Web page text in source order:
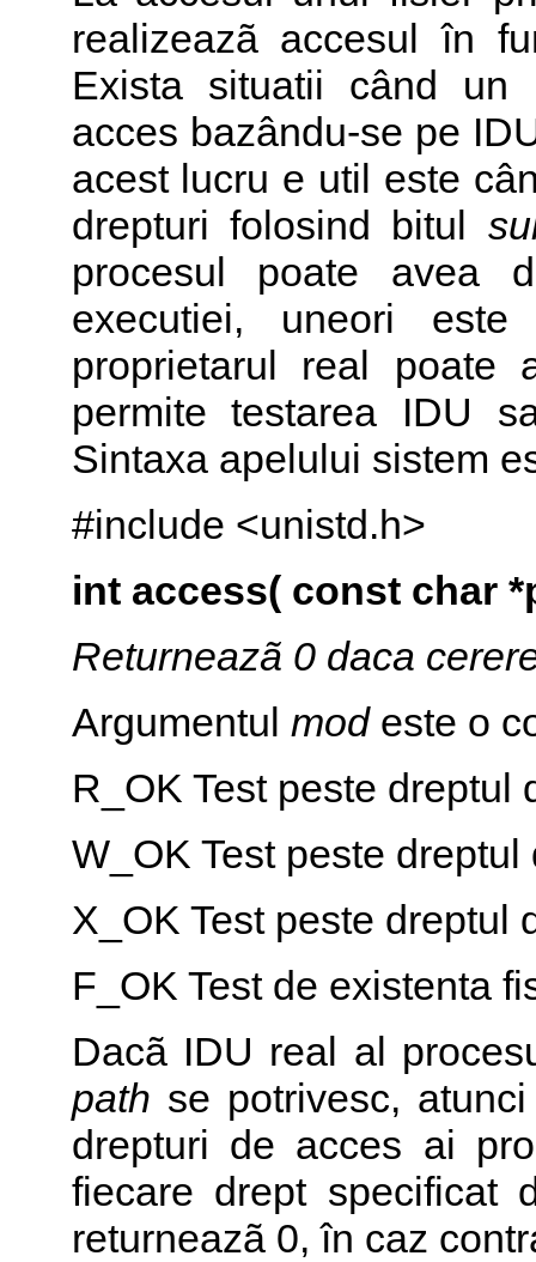
realizeazã accesul în
Exista situatii când un
acces bazându-se pe
acest lucru e util este
drepturi folosind bitul
procesul poate avea
executiei, uneori
proprietarul real poate
permite testarea IDU
Sintaxa apelului sistem
#include <unistd.h>
int access( const char
Returneazã 0 daca
Argumentul modeste o
R_OK Test peste dreptul
W_OK Test peste dreptul
X_OK Test peste dreptul
F_OK Test de existenta
Dacã IDU real al
path se potrivesc,
drepturi de acces ai
fiecare drept specificat
returneazã 0, în caz